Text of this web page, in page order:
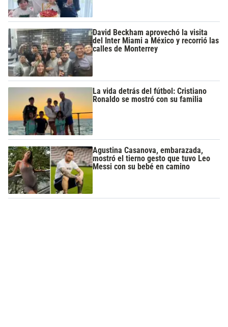
David Beckham aprovechó la visita
del Inter Miami a México y recorrió las
calles de Monterrey
La vida detrás del fútbol: Cristiano
Ronaldo se mostró con su familia
Agustina Casanova, embarazada,
mostró el tierno gesto que tuvo Leo
Messi con su bebé en camino